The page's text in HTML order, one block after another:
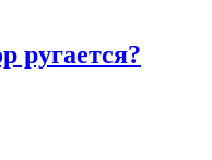
ругается?